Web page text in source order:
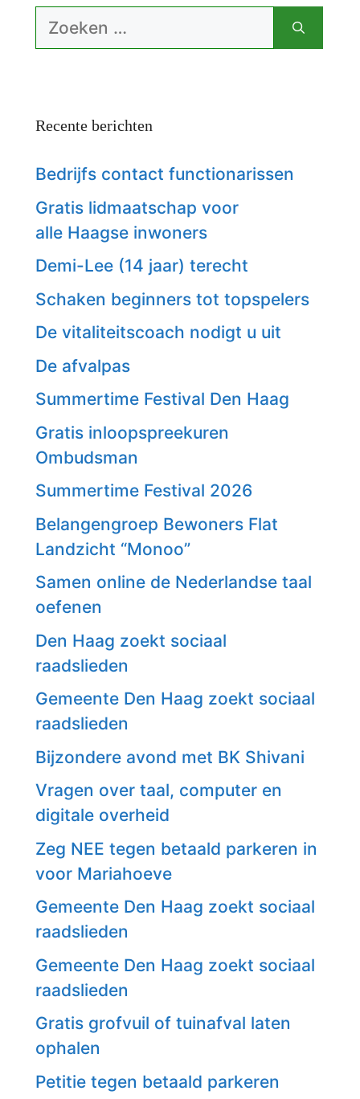
Zoek
naar:
Recente berichten
Bedrijfs contact functionarissen
Gratis lidmaatschap voor
alle Haagse inwoners
Demi-Lee (14 jaar) terecht
Schaken beginners tot topspelers
De vitaliteitscoach nodigt u uit
De afvalpas
Summertime Festival Den Haag
Gratis inloopspreekuren
Ombudsman
Summertime Festival 2026
Belangengroep Bewoners Flat
Landzicht “Monoo”
Samen online de Nederlandse taal
oefenen
Den Haag zoekt sociaal
raadslieden
Gemeente Den Haag zoekt sociaal
raadslieden
Bijzondere avond met BK Shivani
Vragen over taal, computer en
digitale overheid
Zeg NEE tegen betaald parkeren in
voor Mariahoeve
Gemeente Den Haag zoekt sociaal
raadslieden
Gemeente Den Haag zoekt sociaal
raadslieden
Gratis grofvuil of tuinafval laten
ophalen
Petitie tegen betaald parkeren